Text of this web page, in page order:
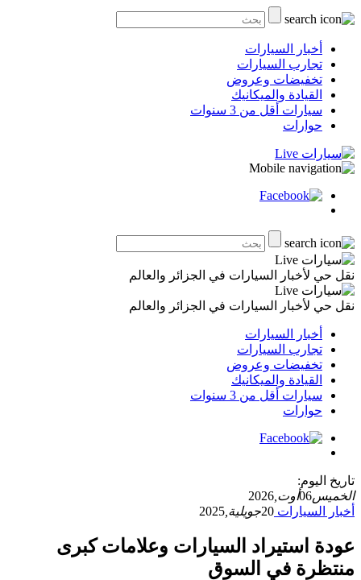
أخبار السيارات
تجارب السيارات
تخفيضات وعروض
القيادة والميكانيك
سيارات أقل من 3 سنوات
حوارات
نقل حي لأخبار السيارات في الجزائر والعالم
نقل حي لأخبار السيارات في الجزائر والعالم
أخبار السيارات
تجارب السيارات
تخفيضات وعروض
القيادة والميكانيك
سيارات أقل من 3 سنوات
حوارات
تاريخ اليوم:
الخميس06أوت, 2026
أخبار السيارات 20جويلية, 2025
عودة استيراد السيارات وعلامات كبرى
منتظرة في السوق